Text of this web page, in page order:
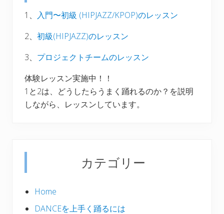
ド
バ
ー
1、 入門〜初級 (HIPJAZZ/KPOP)のレッスン
2、 初級(HIPJAZZ)のレッスン
3、 プロジェクトチームのレッスン
体験レッスン実施中！！
1と2は、どうしたらうまく踊れるのか？を説明
しながら、レッスンしています。
カテゴリー
Home
DANCEを上手く踊るには